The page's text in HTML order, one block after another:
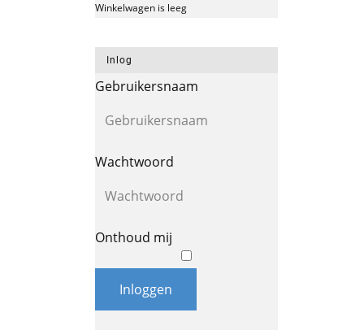
Winkelwagen is leeg
Inlog
Gebruikersnaam
Wachtwoord
Onthoud mij
Inloggen